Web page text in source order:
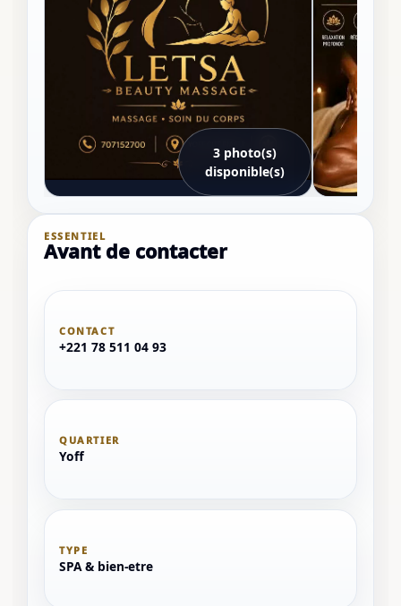
3 photo(s)
disponible(s)
ESSENTIEL
Avant de contacter
CONTACT
+221 78 511 04 93
QUARTIER
Yoff
TYPE
SPA & bien-etre